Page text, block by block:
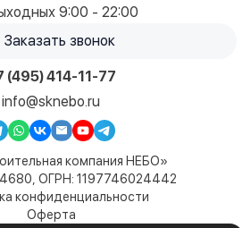
9:00 - 22:00
Заказать звонок
(495) 414-11-77
info@sknebo.ru
компания НЕБО»
ОГРН: 1197746024442
конфиденциальности
Оферта